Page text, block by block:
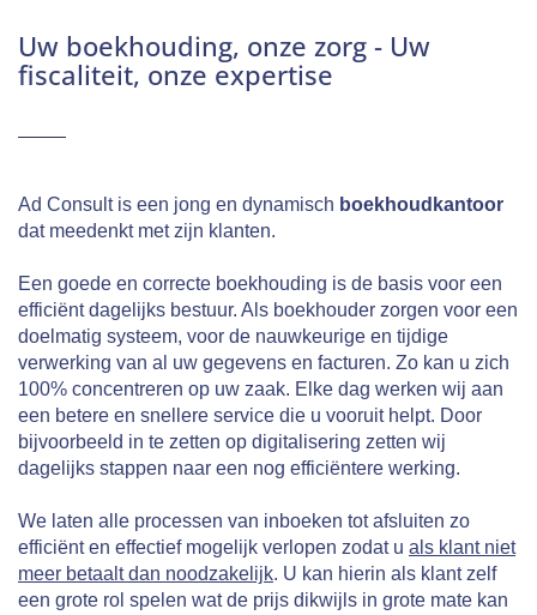
Uw boekhouding, onze zorg - Uw
fiscaliteit, onze expertise
Ad Consult is een jong en dynamisch boekhoudkantoor
dat meedenkt met zijn klanten.
Een goede en correcte boekhouding is de basis voor een
efficiënt dagelijks bestuur. Als boekhouder zorgen voor een
doelmatig systeem, voor de nauwkeurige en tijdige
verwerking van al uw gegevens en facturen. Zo kan u zich
100% concentreren op uw zaak. Elke dag werken wij aan
een betere en snellere service die u vooruit helpt. Door
bijvoorbeeld in te zetten op digitalisering zetten wij
dagelijks stappen naar een nog efficiëntere werking.
We laten alle processen van inboeken tot afsluiten zo
efficiënt en effectief mogelijk verlopen zodat u als klant niet
meer betaalt dan noodzakelijk. U kan hierin als klant zelf
een grote rol spelen wat de prijs dikwijls in grote mate kan